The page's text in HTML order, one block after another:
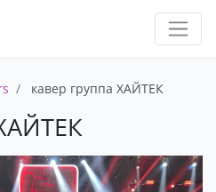
кавер группа ХАЙТЕК